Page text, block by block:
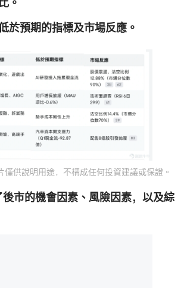
於預期的指標及市場反應。
僅供說明用途，不構成任何投資建議或保證。
市的機會因素、風險因素，以及綜